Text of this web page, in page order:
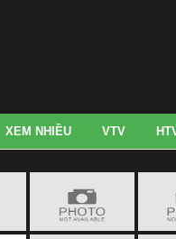
XEM NHIỀU VTV